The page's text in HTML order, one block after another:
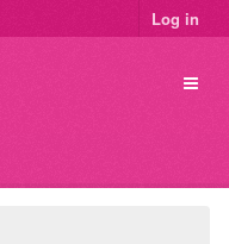
Log in